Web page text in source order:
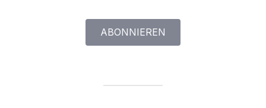
ABONNIEREN